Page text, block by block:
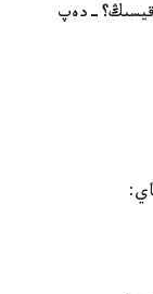
دەپ